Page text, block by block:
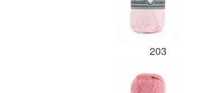
203